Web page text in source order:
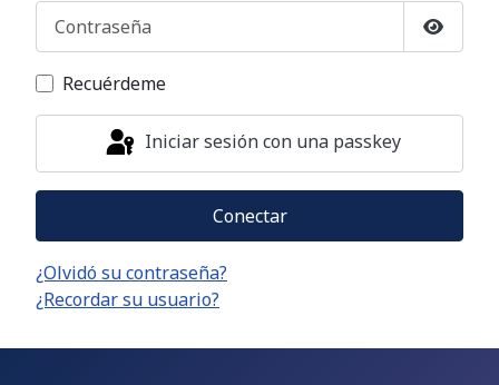
Contraseña
Recuérdeme
Iniciar sesión con una passkey
Conectar
¿Olvidó su contraseña?
¿Recordar su usuario?